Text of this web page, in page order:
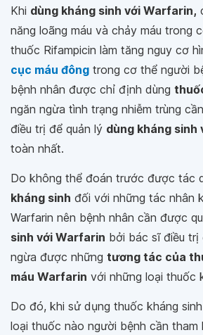
Khi dùng kháng sinh với Warfarin,
năng loãng máu và chảy máu trong
thuốc Rifampicin làm tăng nguy cơ
cục máu đông trong cơ thể người
bệnh nhân được chỉ định dùng
ngăn ngừa tình trạng nhiễm trùng
điều trị để quản lý dùng kháng sinh
toàn nhất.
Do không thể đoán trước được tác
kháng sinh đối với những tác nhân
Warfarin nên bệnh nhân cần được
sinh với Warfarin bởi bác sĩ điều
ngừa được những tương tác của
máu Warfarin với những loại thuốc
Do đó, khi sử dụng thuốc kháng
loại thuốc nào người bệnh cần tham